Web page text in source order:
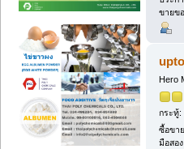
ขายข
Hero
กระทู้:
ซื้อขา
มือสอ